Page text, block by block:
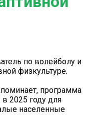
по волейболу и
физкультуре.
программа
2025 году для
населенные